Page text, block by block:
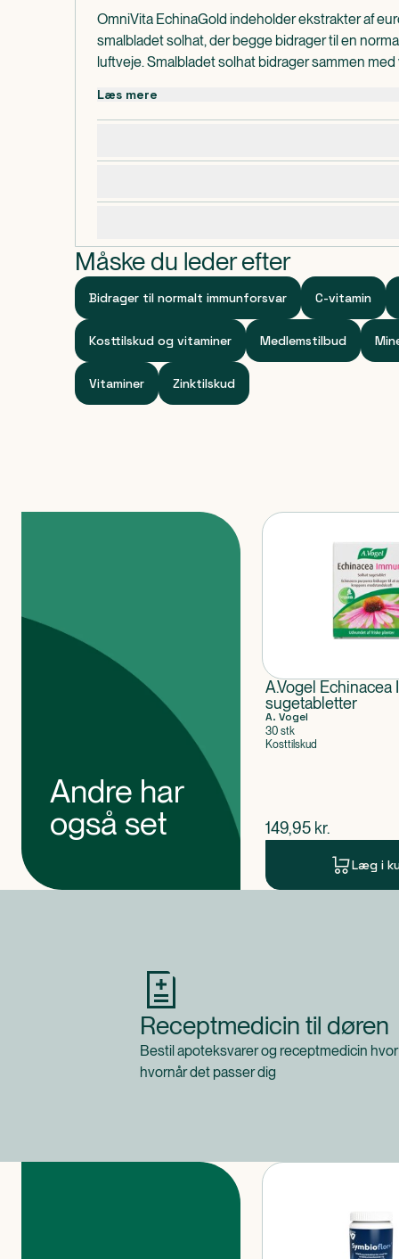
OmniVita EchinaGold indeholder ekstrakter af
smalbladet solhat, der begge bidrager til en
luftveje. Smalbladet solhat bidrager sammen med
stress. Derudover bidrager smalbladet solhat
urinvejene. Echinacea anvendes typisk i kortere
Læs mere
Måske du leder efter
Bidrager til normalt immunforsvar C-vitamin
Kosttilskud og vitaminer Medlemstilbud
Vitaminer Zinktilskud
Andre har
også set
A.Vogel Echinacea
sugetabletter
A. Vogel
30 stk
Kosttilskud
$nuværende pris
149,95 kr.
Læg i
Receptmedicin til døren
Bestil apoteksvarer og receptmedicin
hvornår det passer dig